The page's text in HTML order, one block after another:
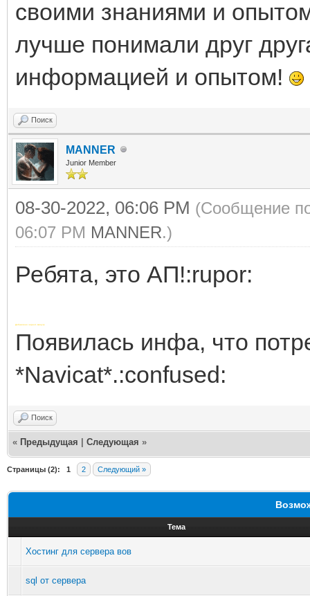
своими знаниями и
лучше понимали друг
информацией и опытом!
Поиск
MANNER
Junior Member
08-30-2022, 06:06 PM (Сообщение
06:07 PM MANNER.)
Ребята, это АП!:rupor:
Добавлено через 1 минуту
Появилась инфа, что
*Navicat*.:confused:
Поиск
« Предыдущая Следующая »
Страницы (2): 1 2 Следующий »
Тема
Хостинг для сервера вов
sql от сервера